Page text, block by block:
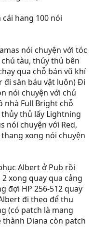
hang 100 nói
nói chuyện với tóc
tàu, thủy thủ bên
qua chỗ bán vũ khí
đi săn báu vật luôn) Đi
nói chuyện với chủ
nhà Full Bright chỗ
thủ lấy Lightning
nói chuyện với Red,
xong nói chuyện
Albert ở Pub rồi
xong quay qua cảng
đợi HP 256-512 quay
đi theo để thu
(có patch là mang
Diana còn patch